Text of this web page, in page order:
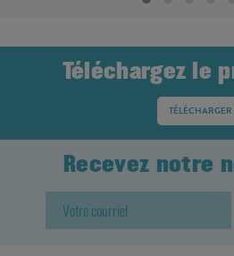
Téléchargez le
TÉLÉCHARGER
Recevez notre